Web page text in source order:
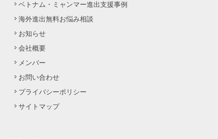
ベトナム・ミャンマー進出支援事例
海外進出無料お悩み相談
お知らせ
会社概要
メンバー
お問い合わせ
プライバシーポリシー
サイトマップ